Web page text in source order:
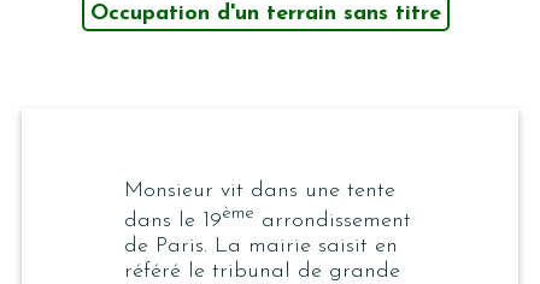
Occupation d'un terrain sans titre
Monsieur vit dans une tente
dans le 19ème arrondissement
de Paris. La mairie saisit en
référé le tribunal de grande